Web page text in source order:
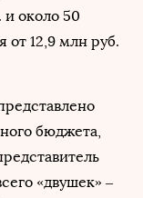
и около 50
от 12,9 млн руб.
бюджета,
«двушек» –